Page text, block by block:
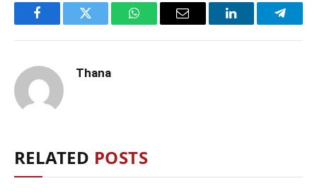
FacebookTwitter WhatsAppEmail LinkedIn
Thana
RELATED POSTS